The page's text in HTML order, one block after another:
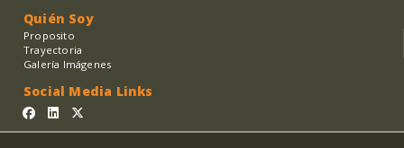
Quién Soy
Proposito
Trayectoria
Galería Imágenes
Social Media Links